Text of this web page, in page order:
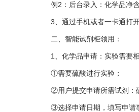
例2：后台录入：化学品净含
3、通过手机或者一卡通打开
二、智能试剂柜领用：
1、化学品申请：实验需要相
①需要硫酸进行实验；
②用户提交申请所需试剂：
③选择申请日期，填写申请